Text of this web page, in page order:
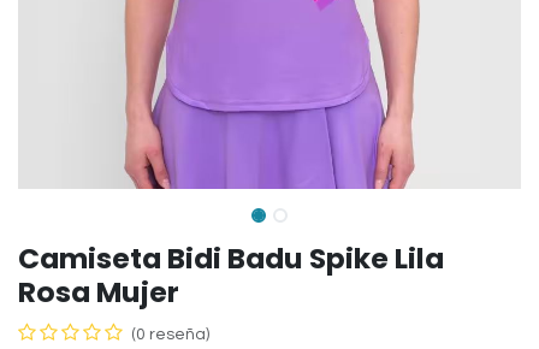
Camiseta Bidi Badu Spike Lila
Rosa Mujer
(0 reseña)